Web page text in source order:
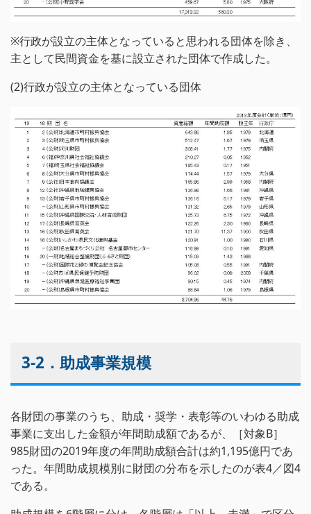
※行政が設立の主体となっていると思われる団体を除き、
主として民間資金を基に設立された団体で作成した。
(2)行政が設立の主体となっている団体
3-2．助成事業規模
各財団の事業のうち、助成・奨学・表彰等のいわゆる助成
事業に支出した金額が年間助成額であるが、［対象B］
985財団の2019年度の年間助成額合計は約1,195億円であ
った。年間助成規模別に財団の分布を示したのが表4／図4
である。